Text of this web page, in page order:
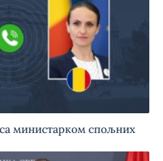
министарком спољних